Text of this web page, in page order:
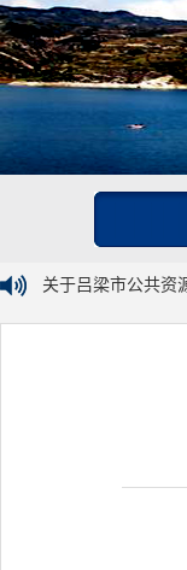
关于吕梁市公共资